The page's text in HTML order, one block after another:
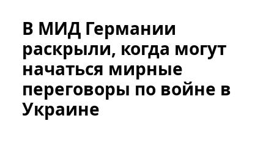
В МИД Германии
раскрыли, когда могут
начаться мирные
переговоры по войне в
Украине